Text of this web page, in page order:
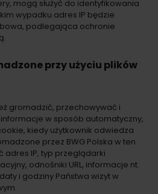
mogą służyć do identyfikowania
wypadku adres IP będzie
podlegająca ochronie
przy użyciu plików
gromadzić, przechowywać i
w sposób automatyczny,
kiedy użytkownik odwiedza
przez BWG Polska w ten
IP, typ przeglądarki
odnośniki URL, informacje nt.
i godziny Państwa wizyt w